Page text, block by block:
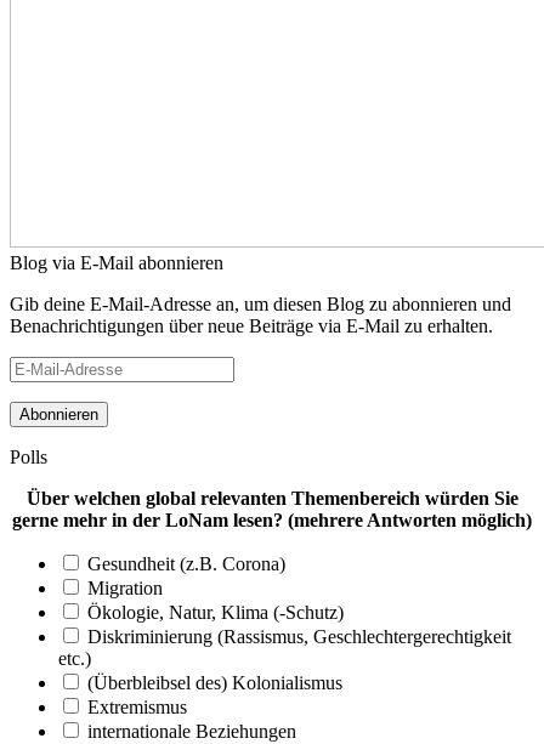
Blog via E-Mail abonnieren
Gib deine E-Mail-Adresse an, um diesen Blog zu abonnieren und
Benachrichtigungen über neue Beiträge via E-Mail zu erhalten.
E-
Mail-
Adresse
Polls
Über welchen global relevanten Themenbereich würden Sie
gerne mehr in der LoNam lesen? (mehrere Antworten möglich)
Gesundheit (z.B. Corona)
Migration
Ökologie, Natur, Klima (-Schutz)
Diskriminierung (Rassismus, Geschlechtergerechtigkeit
etc.)
(Überbleibsel des) Kolonialismus
Extremismus
internationale Beziehungen